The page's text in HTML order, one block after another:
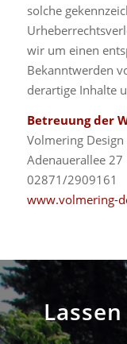
solche
wir um einen
Bekanntwerden
derartige Inhalte
Betreuung der
Volmering
Adenauerallee 27
02871/2909161
www.volmering-